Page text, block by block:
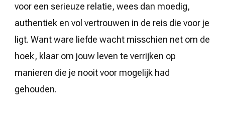
voor een serieuze relatie, wees dan moedig,
authentiek en vol vertrouwen in de reis die voor je
ligt. Want ware liefde wacht misschien net om de
hoek, klaar om jouw leven te verrijken op
manieren die je nooit voor mogelijk had
gehouden.